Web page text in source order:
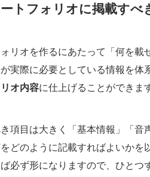
トフォリオに掲載すべ
リオを作るにあたって「何を載
実際に必要としている情報を
オ内容に仕上げることができま
項目は大きく「基本情報」「
どのように記載すればよいか
必ず形になりますので、ひとつ